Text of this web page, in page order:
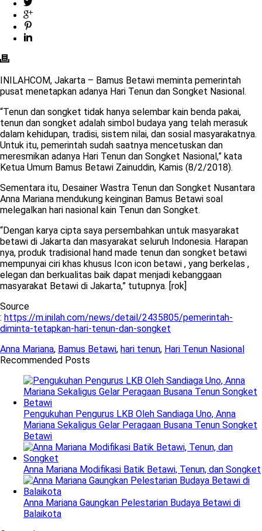
INILAHCOM, Jakarta – Bamus Betawi meminta pemerintah
pusat menetapkan adanya Hari Tenun dan Songket Nasional.
“Tenun dan songket tidak hanya selembar kain benda pakai,
tenun dan songket adalah simbol budaya yang telah merasuk
dalam kehidupan, tradisi, sistem nilai, dan sosial masyarakatnya.
Untuk itu, pemerintah sudah saatnya mencetuskan dan
meresmikan adanya Hari Tenun dan Songket Nasional,” kata
Ketua Umum Bamus Betawi Zainuddin, Kamis (8/2/2018).
Sementara itu, Desainer Wastra Tenun dan Songket Nusantara
Anna Mariana mendukung keinginan Bamus Betawi soal
melegalkan hari nasional kain Tenun dan Songket.
“Dengan karya cipta saya persembahkan untuk masyarakat
betawi di Jakarta dan masyarakat seluruh Indonesia. Harapan
nya, produk tradisional hand made tenun dan songket betawi
mempunyai ciri khas khusus Icon icon betawi , yang berkelas ,
elegan dan berkualitas baik dapat menjadi kebanggaan
masyarakat Betawi di Jakarta,” tutupnya. [rok]
Source
: https://m.inilah.com/news/detail/2435805/pemerintah-
diminta-tetapkan-hari-tenun-dan-songket
Anna Mariana, Bamus Betawi, hari tenun, Hari Tenun Nasional
Recommended Posts
Pengukuhan Pengurus LKB Oleh Sandiaga Uno, Anna
Mariana Sekaligus Gelar Peragaan Busana Tenun Songket
Betawi
Anna Mariana Modifikasi Batik Betawi, Tenun, dan Songket
Anna Mariana Gaungkan Pelestarian Budaya Betawi di
Balaikota